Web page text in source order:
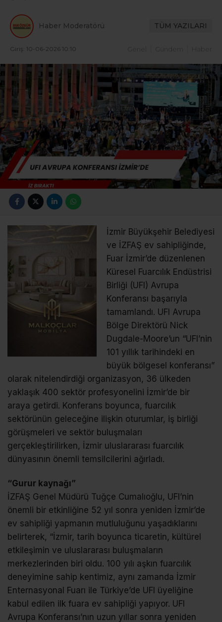
Haber Moderatörü TÜM YAZILARI
Giriş: 10-06-2026 10:10 Gündem Haber
İzmir Büyükşehir Belediyesi
ve İZFAŞ ev sahipliğinde,
Fuar İzmir’de düzenlenen
Küresel Fuarcılık Endüstrisi
Birliği (UFI) Avrupa
Konferansı başarıyla
tamamlandı. UFI Avrupa
Bölge Direktörü Nick
Dugdale-Moore’un “UFI’nin
101 yıllık tarihindeki en
büyük bölgesel konferansı”
olarak nitelendirdiği organizasyon, 36 ülkeden
yaklaşık 400 sektör profesyonelini İzmir’de bir
araya getirdi. Konferans boyunca, fuarcılık
sektörünün geleceğine ilişkin oturumlar, iş birliği
görüşmeleri ve sektör buluşmaları
gerçekleştirilirken, İzmir uluslararası fuarcılık
dünyasının önemli temsilcilerini ağırladı.
“Gurur kaynağı”
İZFAŞ Genel Müdürü Tuğçe Cumalıoğlu, UFI’nin
önemli bir etkinliğine 52 yıl sonra yeniden İzmir’de
ev sahipliği yapmanın mutluluğunu yaşadıklarını
belirterek, “İzmir, tarih boyunca ticaretin, kültürel
etkileşimin ve uluslararası buluşmaların
merkezlerinden biri oldu. 100 yılı aşkın fuarcılık
deneyimine sahip kentimiz, aynı zamanda İzmir
Enternasyonal Fuarı ile Türkiye’de UFI üyeliğine
kabul edilen ilk fuara ev sahipliği yapıyor. UFI
Avrupa Konferansı’nın uzun yıllar sonra yeniden